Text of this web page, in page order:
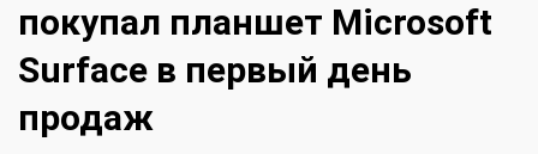
покупал планшет Microsoft
Surface в первый день
продаж